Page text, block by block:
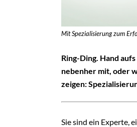
Mit Spezialisierung zum
Ring-Ding. Hand
nebenher mit, oder
zeigen:
Sie sind ein Experte,